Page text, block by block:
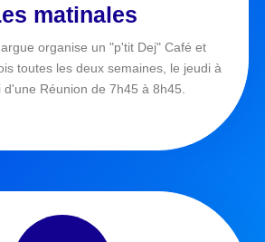
matinales
organise un "p'tit Dej" Café et
toutes les deux semaines, le jeudi à
d'une Réunion de 7h45 à 8h45.